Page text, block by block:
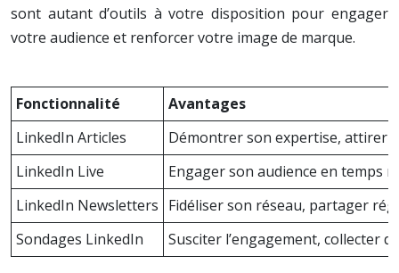
sont autant d’outils à votre disposition pour engager
votre audience et renforcer votre image de marque.
Fonctionnalité
Avantages
LinkedIn Articles
Démontrer son expertise, attirer
LinkedIn Live
Engager son audience en temps
LinkedIn Newsletters Fidéliser son réseau, partager
Sondages LinkedIn
Susciter l’engagement, collecter